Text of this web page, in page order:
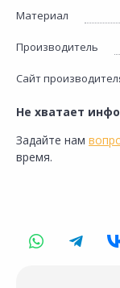
Материал
Производитель
Сайт
Не хватает
Задайте нам
время.